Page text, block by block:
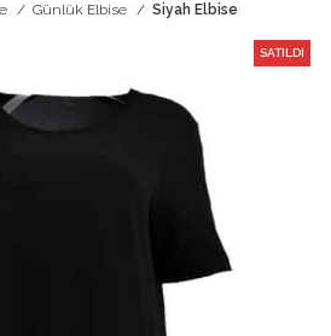
Günlük Elbise Siyah Elbise
SATILDI